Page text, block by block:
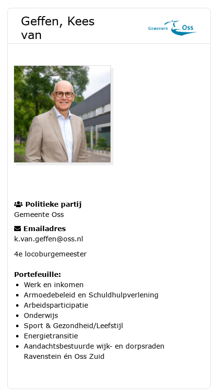
Geffen, Kees
van
Politieke partij
Gemeente Oss
Emailadres
k.van.geffen@oss.nl
4e locoburgemeester
Portefeuille:
Werk en inkomen
Armoedebeleid en Schuldhulpverlening
Arbeidsparticipatie
Onderwijs
Sport & Gezondheid/Leefstijl
Energietransitie
Aandachtsbestuurde wijk- en dorpsraden
Ravenstein én Oss Zuid